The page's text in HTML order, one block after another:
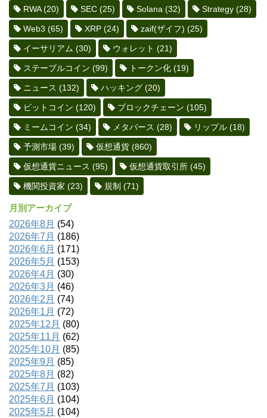
RWA(20) SEC (25) Solana (32) Strategy (28)
Web3 (65) XRP (24) zaif(ザイフ) (25)
イーサリアム (30) ウォレット (21)
ステーブルコイン (99) トークン化 (19)
ニュース (132) ハッキング (20)
ビットコイン (120) ブロックチェーン (105)
ミームコイン (34) メタバース (28) リップル (18)
予測市場 (39) 仮想通貨 (860)
仮想通貨ニュース (95) 仮想通貨取引所 (45)
機関投資家 (23) 規制 (71)
月別アーカイブ
2026年8月 (54)
2026年7月 (186)
2026年6月 (171)
2026年5月 (153)
2026年4月 (30)
2026年3月 (46)
2026年2月 (74)
2026年1月 (72)
2025年12月 (80)
2025年11月 (62)
2025年10月 (85)
2025年9月 (85)
2025年8月 (82)
2025年7月 (103)
2025年6月 (104)
2025年5月 (104)